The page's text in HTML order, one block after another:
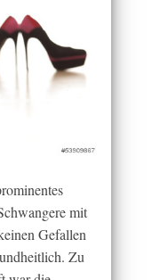
mit
Gefallen
Zu